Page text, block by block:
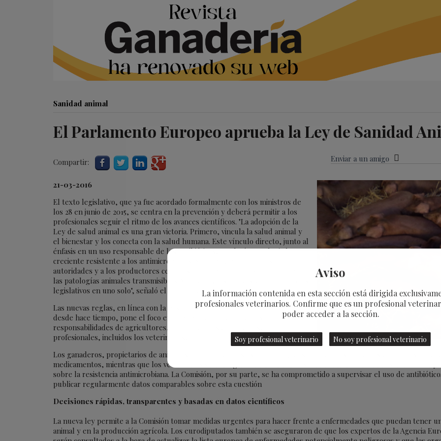
Sanidad animal
El Parlamento Europeo aprueba la Ley de Sanidad
Compartir: Enviar a un amigo
21-03-2016
El texto legislativo, que ya fue acordado formalmente con los ministros de
los 28 en junio de 2015, se centra en la prevención y deberá permitir a los
profesionales seguir el ritmo de los avances científicos. "La adopción de la
Ley de salud animal es una gran victoria. Primero, vincula la salud animal y
el bienestar y los conecta con la salud humana. Este vínculo directo, junto al
énfasis en un uso responsable de los antibióticos, ayudará a combatir la
creciente resistente a los antimicrobianos. Segundo, permite a las
autoridades y a los productores centrarse en la prevención y el control de
las patologías animales transmisibles. Y tercero, fusiona casi cuarenta textos
legislativos en uno solo", señaló el ponente, Jasenko Selimovic.
Las nuevas reglas, en línea con la posición que mantiene el Parlamento
desde hace tiempo, pone el foco en la prevención y clarifica las
responsabilidades de agricultores, intermediarios comerciales,
profesionales, incluidos los veterinarios, y propietarios de animales.
Los ganaderos, propietarios de animales e intermediarios estarán obligados a aplicar los principios de buenas
medicamentos, mientras que los veterinarios se encargarán de concienciar sobre la relación entre la salud animal
sobre la resistencia antimicrobiana. La Comisión, por su parte, se ha comprometido a supervisar el uso de
publicar regularmente datos comparables sobre esta cuestión
Decisiones rápidas, transparentes y basadas en datos científicos
La nueva ley permite a la Comisión tomar medidas urgentes para hacer frente a enfermedades que puedan tener
animal y en la producción agrícola. Los eurodiputados también se aseguraron de que los expertos de la Agencia
Aviso
La información contenida en esta sección está dirigida
profesionales veterinarios. Confirme que es un profesional
poder acceder a la sección.
Soy profesional veterinario No soy profesional veterinario